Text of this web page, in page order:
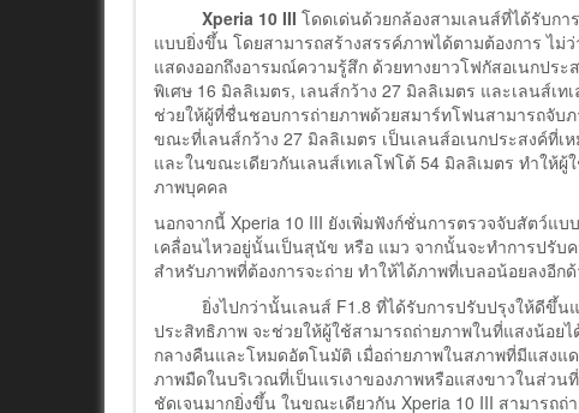
Xperia 10 III โดดเด่นด้วยกล้องสามเลนส์ที่ได้รับก
แบบยิ่งขึ้น โดยสามารถสร้างสรรค์ภาพได้ตามต้องการ ไ
แสดงออกถึงอารมณ์ความรู้สึก ด้วยทางยาวโฟกัสอเนก
พิเศษ 16 มิลลิเมตร, เลนส์กว้าง 27 มิลลิเมตร และเลนส์เ
ช่วยให้ผู้ที่ชื่นชอบการถ่ายภาพด้วยสมาร์ทโฟนสามารถจับ
ขณะที่เลนส์กว้าง 27 มิลลิเมตร เป็นเลนส์อเนกประสงค์ที่
และในขณะเดียวกันเลนส์เทเลโฟโต้ 54 มิลลิเมตร ทำให้ผู้
ภาพบุคคล
นอกจากนี้ Xperia 10 III ยังเพิ่มฟังก์ชั่นการตรวจจับสัตว์แ
เคลื่อนไหวอยู่นั้นเป็นสุนัข หรือ แมว จากนั้นจะทำการปรับ
สำหรับภาพที่ต้องการจะถ่าย ทำให้ได้ภาพที่เบลอน้อยลงอีกด้
ยิ่งไปกว่านั้นเลนส์ F1.8 ที่ได้รับการปรับปรุงให้ดีขึ้น
ประสิทธิภาพ จะช่วยให้ผู้ใช้สามารถถ่ายภาพในที่แสงน้อ
กลางคืนและโหมดอัตโนมัติ เมื่อถ่ายภาพในสภาพที่มีแสงแ
ภาพมืดในบริเวณที่เป็นแรเงาของภาพหรือแสงขาวในส่ว
ชัดเจนมากยิ่งขึ้น ในขณะเดียวกัน Xperia 10 III สามารถถ่